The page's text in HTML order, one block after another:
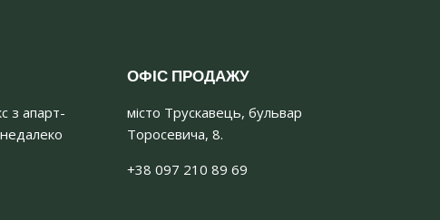
з апарт-
ОФІС ПРОДАЖУ
місто Трускавець, бульвар
Торосевича, 8.
+38 097 210 89 69